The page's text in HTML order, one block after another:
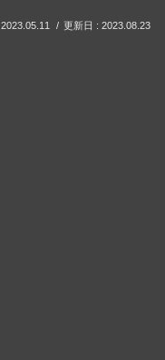
2023.05.11 2023.08.23